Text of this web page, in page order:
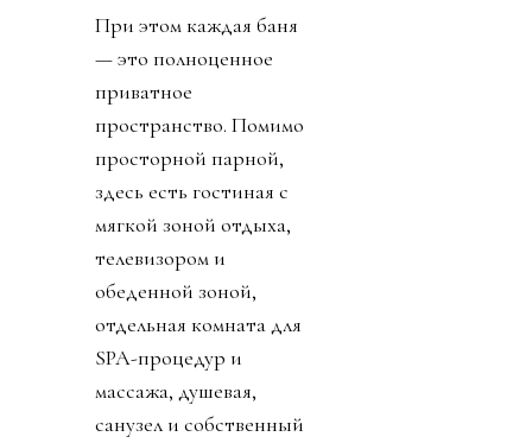
При этом каждая баня
— это полноценное
приватное
пространство. Помимо
просторной парной,
здесь есть гостиная с
мягкой зоной отдыха,
телевизором и
обеденной зоной,
отдельная комната для
SPA-процедур и
массажа, душевая,
санузел и собственный